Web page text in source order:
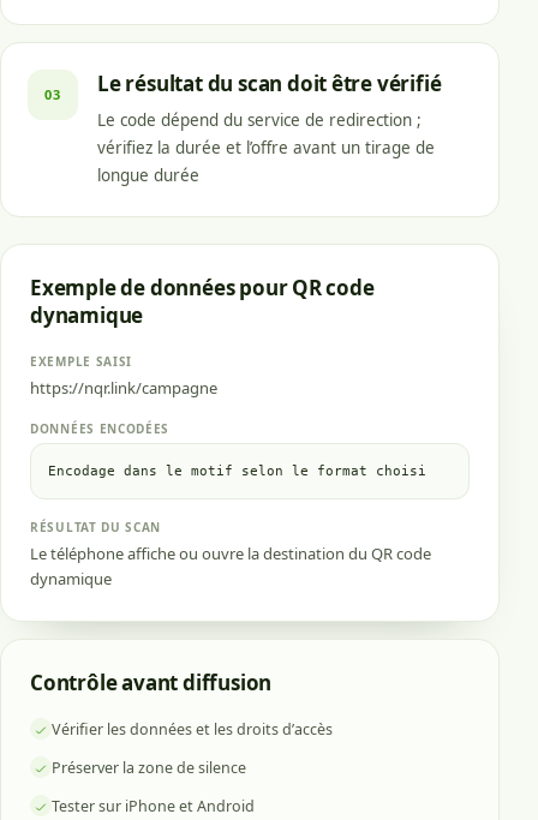
03 Le résultat du scan doit être vérifié
Le code dépend du service de redirection ;
vérifiez la durée et l’offre avant un tirage de
longue durée
Exemple de données pour QR code
dynamique
EXEMPLE SAISI
https://nqr.link/campagne
DONNÉES ENCODÉES
Encodage dans le motif selon le format choisi
RÉSULTAT DU SCAN
Le téléphone affiche ou ouvre la destination du QR code
dynamique
Contrôle avant diffusion
Vérifier les données et les droits d’accès
Préserver la zone de silence
Tester sur iPhone et Android